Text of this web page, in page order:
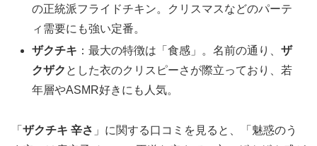
の正統派フライドチキン。クリスマスなどのパーテ
ィ需要にも強い定番。
ザクチキ ：最大の特徴は「食感」。名前の通り、ザ
クザク とした衣のクリスピーさが際立っており、若
年層やASMR好きにも人気。
「 ザクチキ 辛さ 」に関する口コミを見ると、「魅惑のう